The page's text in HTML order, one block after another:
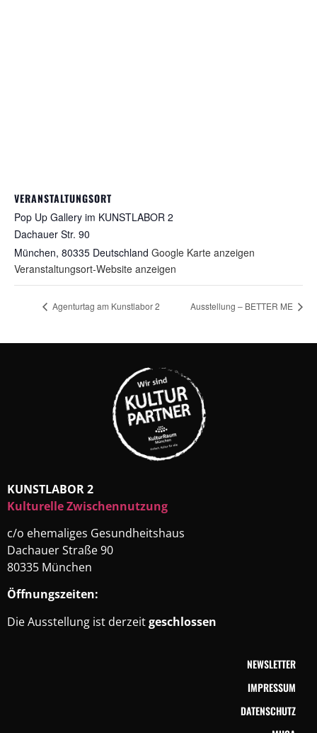
VERANSTALTUNGSORT
Pop Up Gallery im KUNSTLABOR 2
Dachauer Str. 90
München, 80335 Deutschland Google Karte anzeigen
Veranstaltungsort-Website anzeigen
Agenturtag am Kunstlabor 2 Ausstellung – BETTER ME
KUNSTLABOR 2
Kulturelle Zwischennutzung
c/o ehemaliges Gesundheitshaus
Dachauer Straße 90
80335 München
Öffnungszeiten:
Die Ausstellung ist derzeitgeschlossen
NEWSLETTER
IMPRESSUM
DATENSCHUTZ